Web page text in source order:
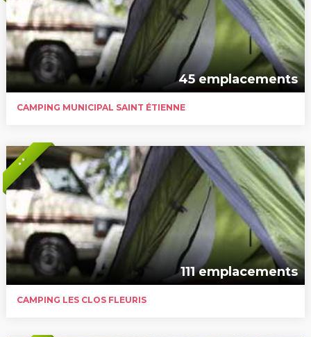
45 emplacements
CAMPING MUNICIPAL SAINT ÉTIENNE
* *
111 emplacements
CAMPING LES CLOS FLEURIS